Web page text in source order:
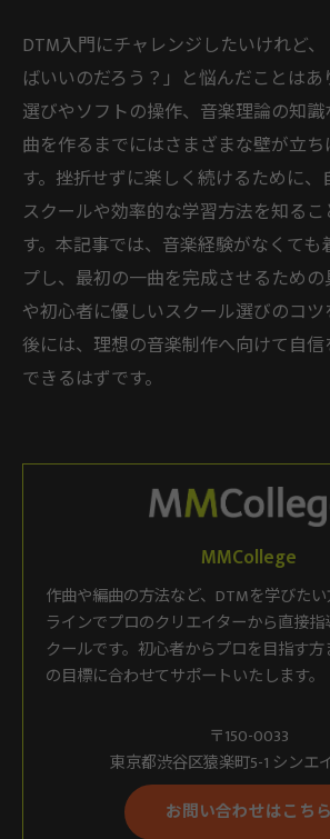
DTM入門にチャレンジしたいけれど
ばいいのだろう？」と悩んだことは
選びやソフトの操作、音楽理論の知
曲を作るまでにはさまざまな壁が立
す。挫折せずに楽しく続けるために
スクールや効率的な学習方法を知る
す。本記事では、音楽経験がなくても
プし、最初の一曲を完成させるため
や初心者に優しいスクール選びのコ
後には、理想の音楽制作へ向けて自
できるはずです。
MMCollege
作曲や編曲の方法など、DTMを学びた
ラインでプロのクリエイターから直接
クールです。初心者からプロを目指す方
の目標に合わせてサポートいたします。
〒150-0033
東京都渋谷区猿楽町5-1 シンエ
お問い合わせはこちら